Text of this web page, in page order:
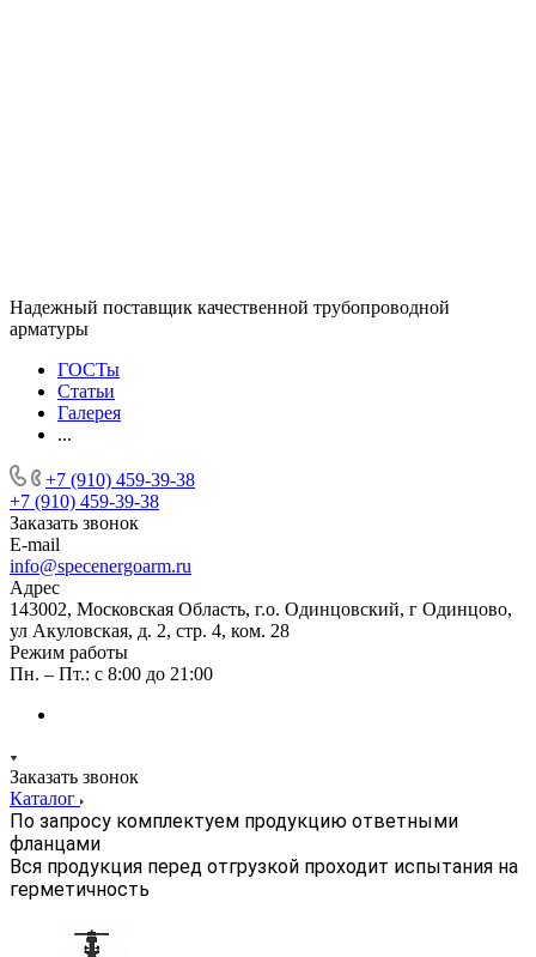
Надежный поставщик качественной трубопроводной
арматуры
ГОСТы
Статьи
Галерея
...
+7 (910) 459-39-38
+7 (910) 459-39-38
Заказать звонок
E-mail
info@specenergoarm.ru
Адрес
143002, Московская Область, г.о. Одинцовский, г Одинцово,
ул Акуловская, д. 2, стр. 4, ком. 28
Режим работы
Пн. – Пт.: с 8:00 до 21:00
Заказать звонок
Каталог
По запросу комплектуем продукцию ответными
фланцами
Вся продукция перед отгрузкой проходит испытания на
герметичность